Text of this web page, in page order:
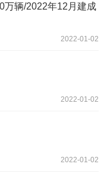
万辆/2022年12月建成
2022-01-02
2022-01-02
2022-01-02